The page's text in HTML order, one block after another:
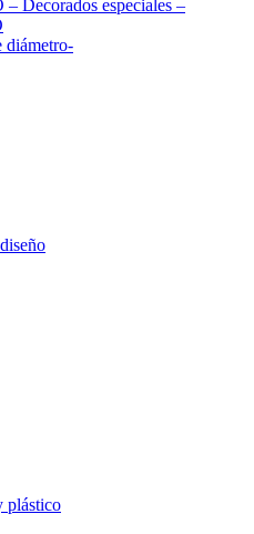
Decorados especiales –
diámetro-
plástico